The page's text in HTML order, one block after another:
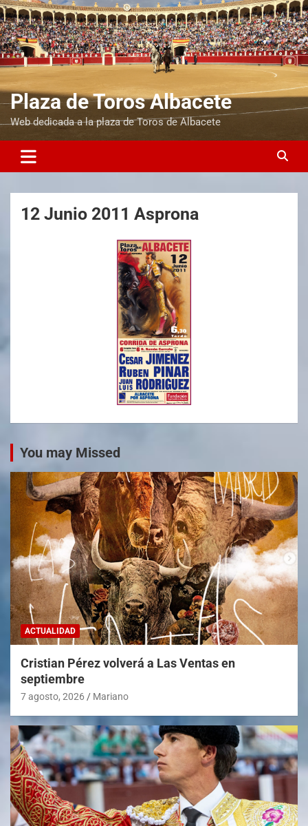
Plaza de Toros Albacete
Web dedicada a la plaza de Toros de Albacete
12 Junio 2011 Asprona
You may Missed
ACTUALIDAD
Cristian Pérez volverá a Las Ventas en
septiembre
7 agosto, 2026 Mariano